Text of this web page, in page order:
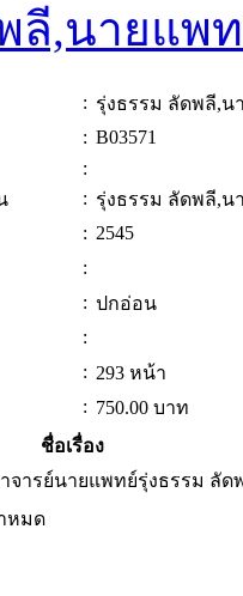
ลี,นายแพ
: รุ่งธรรม ลัดพลี,น
: B03571
:
: รุ่งธรรม ลัดพลี,น
: 2545
:
: ปกอ่อน
:
: 293 หน้า
: 750.00 บาท
ชื่อเรื่อง
จารย์นายแพทย์รุ่งธรรม ลัด
หมด